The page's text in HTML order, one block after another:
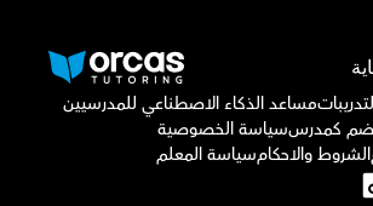
مساعد الذكاء الاصطناعي للمدرسيين
كمدرسسياسة الخصوصية
الشروط والاحكامسياسة المعلم